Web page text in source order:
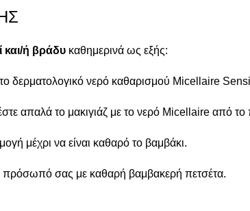
και/ή βράδυ καθημερινά ως εξής:
δερματολογικό νερό καθαρισμού Micellaire
απαλά το μακιγιάζ με το νερό Micellaire από
μέχρι να είναι καθαρό το βαμβάκι.
πρόσωπό σας με καθαρή βαμβακερή πετσέτα.